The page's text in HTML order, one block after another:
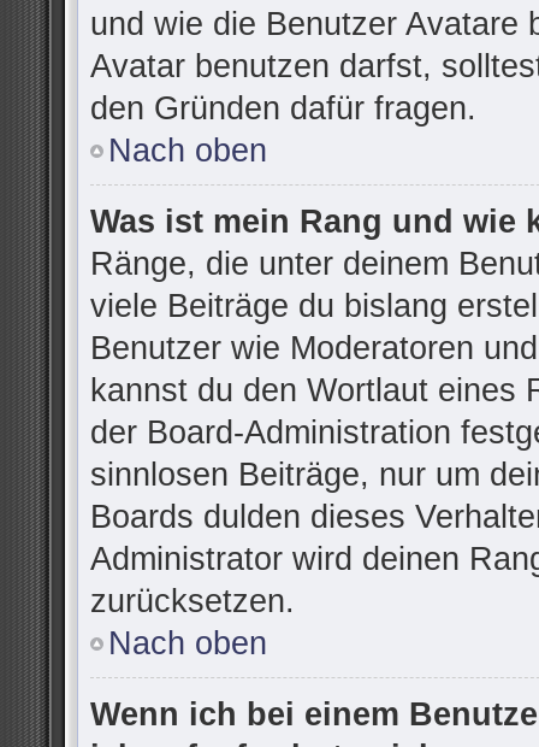
und wie die Benutzer Avatare
Avatar benutzen darfst,
den Gründen dafür fragen.
Nach oben
Was ist mein Rang und wie
Ränge, die unter deinem
viele Beiträge du bislang
Benutzer wie Moderatoren
kannst du den Wortlaut eines
der Board-Administration
sinnlosen Beiträge, nur um
Boards dulden dieses
Administrator wird deinen
zurücksetzen.
Nach oben
Wenn ich bei einem